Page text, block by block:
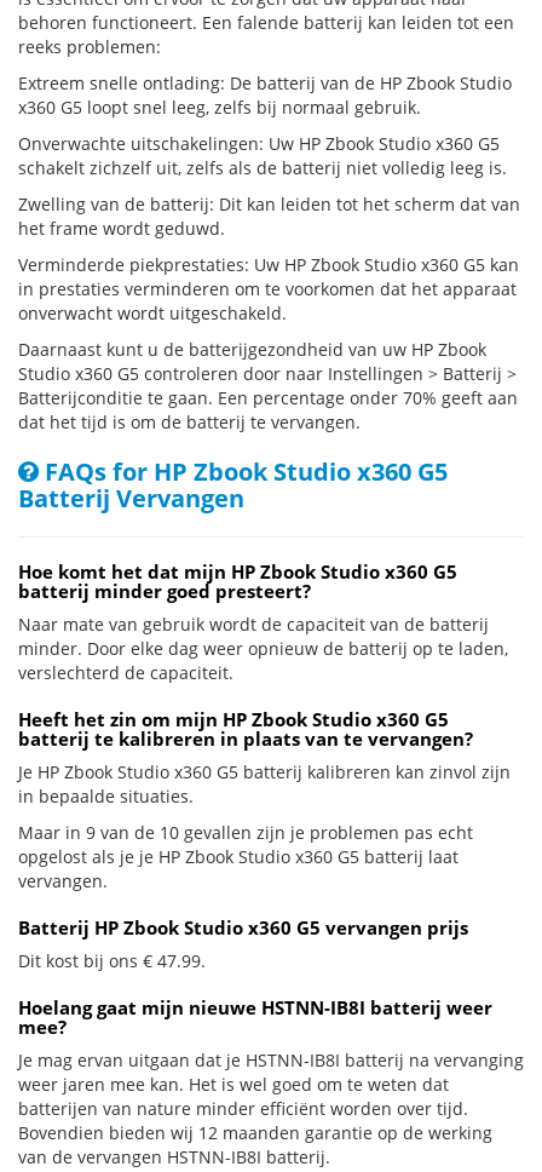
behoren functioneert. Een falende batterij kan leiden tot een
reeks problemen:
Extreem snelle ontlading: De batterij van de HP Zbook Studio
x360 G5 loopt snel leeg, zelfs bij normaal gebruik.
Onverwachte uitschakelingen: Uw HP Zbook Studio x360 G5
schakelt zichzelf uit, zelfs als de batterij niet volledig leeg is.
Zwelling van de batterij: Dit kan leiden tot het scherm dat van
het frame wordt geduwd.
Verminderde piekprestaties: Uw HP Zbook Studio x360 G5 kan
in prestaties verminderen om te voorkomen dat het apparaat
onverwacht wordt uitgeschakeld.
Daarnaast kunt u de batterijgezondheid van uw HP Zbook
Studio x360 G5 controleren door naar Instellingen > Batterij >
Batterijconditie te gaan. Een percentage onder 70% geeft aan
dat het tijd is om de batterij te vervangen.
FAQs for HP Zbook Studio x360 G5
Batterij Vervangen
Hoe komt het dat mijn HP Zbook Studio x360 G5
batterij minder goed presteert?
Naar mate van gebruik wordt de capaciteit van de batterij
minder. Door elke dag weer opnieuw de batterij op te laden,
verslechterd de capaciteit.
Heeft het zin om mijn HP Zbook Studio x360 G5
batterij te kalibreren in plaats van te vervangen?
Je HP Zbook Studio x360 G5 batterij kalibreren kan zinvol zijn
in bepaalde situaties.
Maar in 9 van de 10 gevallen zijn je problemen pas echt
opgelost als je je HP Zbook Studio x360 G5 batterij laat
vervangen.
Batterij HP Zbook Studio x360 G5 vervangen prijs
Dit kost bij ons € 47.99.
Hoelang gaat mijn nieuwe HSTNN-IB8I batterij weer
mee?
Je mag ervan uitgaan dat je HSTNN-IB8I batterij na vervanging
weer jaren mee kan. Het is wel goed om te weten dat
batterijen van nature minder efficiënt worden over tijd.
Bovendien bieden wij 12 maanden garantie op de werking
van de vervangen HSTNN-IB8I batterij.